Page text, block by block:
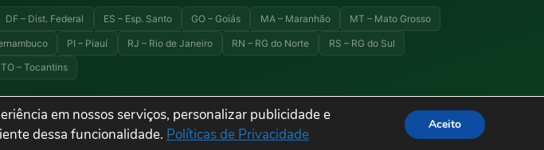
em nossos serviços, personalizar publicidade e
dessa funcionalidade. Políticas de Privacidade
Aceito
DF – Dist. Federal ES – Esp. Santo GO – Goiás MA – Maranhão MT – Mato Grosso
PI – Piauí RJ – Rio de Janeiro RN – RG do Norte RS – RG do Sul
TO – Tocantins
Termos de Uso Cookies Sitemap